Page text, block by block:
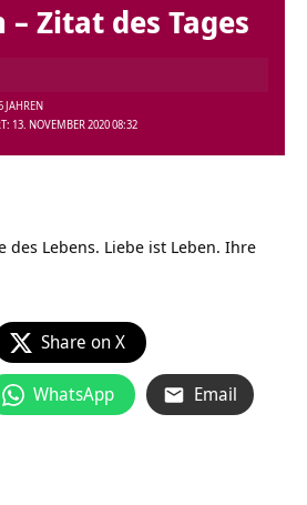
Zitat des Tages
13. NOVEMBER 2020 08:32
JAHREN
des Lebens. Liebe ist Leben. Ihre
Share on X
WhatsApp Email